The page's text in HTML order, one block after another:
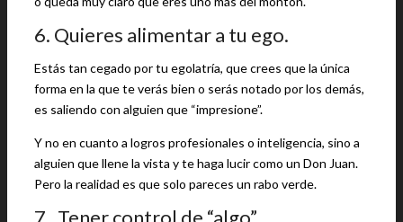
6. Quieres alimentar a tu ego.
Estás tan cegado por tu egolatría, que crees que la única
forma en la que te verás bien o serás notado por los demás,
es saliendo con alguien que “impresione”.
Y no en cuanto a logros profesionales o inteligencia, sino a
alguien que llene la vista y te haga lucir como un Don Juan.
Pero la realidad es que solo pareces un rabo verde.
7. Tener control de “algo”.